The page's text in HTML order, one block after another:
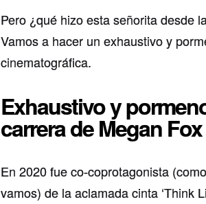
Pero ¿qué hizo esta señorita desde
Vamos a hacer un exhaustivo y
cinematográfica.
Exhaustivo y
carrera de Megan
En 2020 fue co-coprotagonista
vamos) de la aclamada cinta ‘Think